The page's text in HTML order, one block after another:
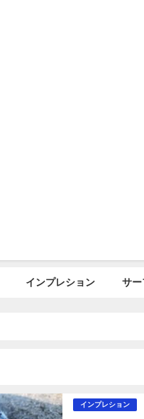
インプレション サー
インプレション